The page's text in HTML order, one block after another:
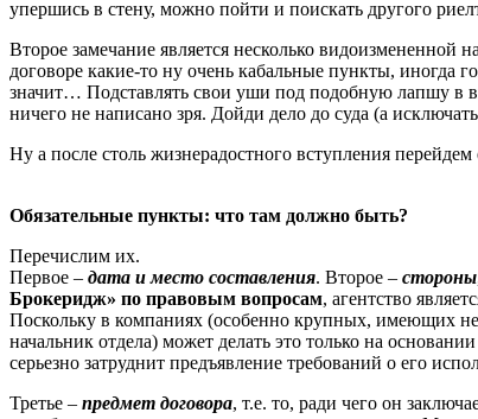
упершись в стену, можно пойти и поискать другого
Второе замечание является несколько
договоре какие-то ну очень кабальные пункты, иногда
значит… Подставлять свои уши под подобную лапшу в
ничего не написано зря. Дойди дело до суда (а
Ну а после столь жизнерадостного вступления перейдем
Обязательные пункты: что там должно быть?
Перечислим их.
Первое – дата и место составления. Второе – стороны
Брокеридж» по правовым вопросам, агентство
Поскольку в компаниях (особенно крупных, имеющих
начальник отдела) может делать это только на
серьезно затруднит предъявление требований о его
Третье – предмет договора, т.е. то, ради чего он